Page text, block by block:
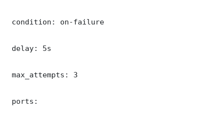
condition: on-failure
delay: 5s
max_attempts: 3
ports: